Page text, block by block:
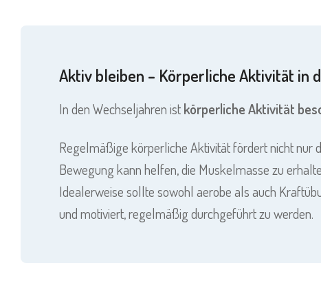
Aktiv bleiben – Körperliche Aktivität in
In den Wechseljahren istkörperliche Aktivität
Regelmäßige körperliche Aktivität fördert nicht nur
Bewegung kann helfen, die Muskelmasse zu
Idealerweise sollte sowohl aerobe als auch
und motiviert, regelmäßig durchgeführt zu werden.